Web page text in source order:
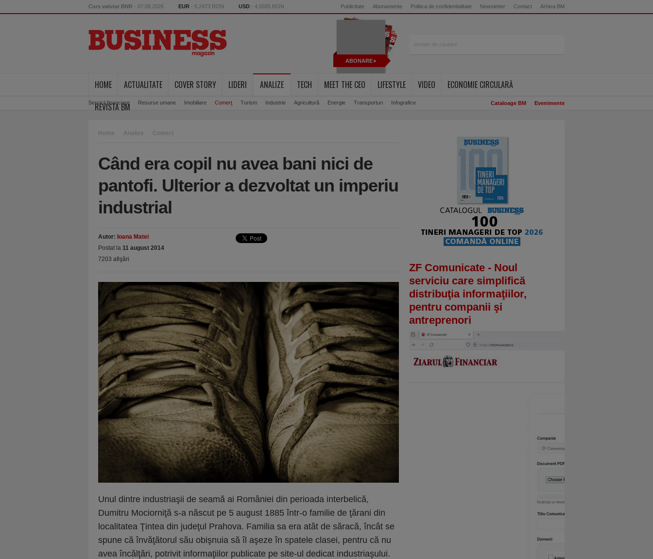
Curs valutar BNR - 07.08.2026 EUR - 5.2473 RON USD - 4.5595 RON Publicitate Abonamente Politica de confidentialitate Newsletter Contact Arhiva BM
ABONARE
HOME ACTUALITATE COVER STORY LIDERI ANALIZE
Servicii financiare Resurse umane Imobiliare Comerţ Turism Industrie Agricultură Energie Transporturi Infografice
TECH MEET THE CEO LIFESTYLE VIDEO
ECONOMIE CIRCULARĂ
REVISTA BM
Cataloage BM Evenimente
Home Analize Comerț
Când era copil nu avea bani nici de
pantofi. Ulterior a dezvoltat un imperiu
industrial
Autor: Ioana Matei
Postat la 11 august 2014
7203 afişări
Unul dintre industriaşii de seamă ai României din perioada interbelică,
Dumitru Mociorniţă s-a născut pe 5 august 1885 într-o familie de ţărani din
localitatea Ţintea din judeţul Prahova. Familia sa era atât de săracă, încât se
spune că învăţătorul său obişnuia să îl aşeze în spatele clasei, pentru că nu
avea încălţări, potrivit informaţiilor publicate pe site-ul dedicat industriaşului.
ZF Comunicate - Noul
serviciu care simplifică
distribuţia informaţiilor,
pentru companii şi
antreprenori